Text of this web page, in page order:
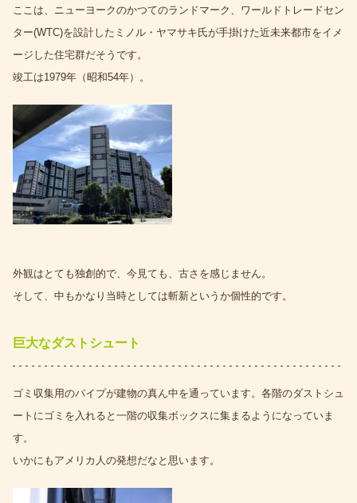
ここは、ニューヨークのかつてのランドマーク、ワールドトレードセン
ター(WTC)を設計したミノル・ヤマサキ氏が手掛けた近未来都市をイメ
ージした住宅群だそうです。
竣工は1979年（昭和54年）。
外観はとても独創的で、今見ても、古さを感じません。
そして、中もかなり当時としては斬新というか個性的です。
巨大なダストシュート
ゴミ収集用のパイプが建物の真ん中を通っています。各階のダストシュ
ートにゴミを入れると一階の収集ボックスに集まるようになっていま
す。
いかにもアメリカ人の発想だなと思います。